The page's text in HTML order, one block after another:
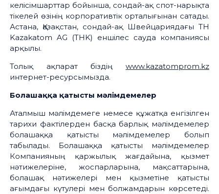
келісімшарттар бойынша, сондай-ақ спот-нарықта
тікелей өзінің корпоративтік орталығынан сатады.
Астана, Қазақстан, сондай-ақ Швейцариядағы TH
Kazakatom AG (THK) еншілес сауда компаниясы
арқылы.
Толық ақпарат біздің www.kazatomprom.kz
интернет-ресурсымызда.
Болашаққа қатысты мәлімдемелер
Аталмыш мәлімдемеге немесе құжатқа енгізілген
тарихи фактілерден басқа барлық мәлімдемелер
болашаққа қатысты мәлімдемелер болып
табылады. Болашаққа қатысты мәлімдемелер
Компанияның қаржылық жағдайына, қызмет
нәтижелеріне, жоспарларына, мақсаттарына,
болашақ нәтижелері мен қызметіне қатысты
ағымдағы күтулері мен болжамдарын көрсетеді.